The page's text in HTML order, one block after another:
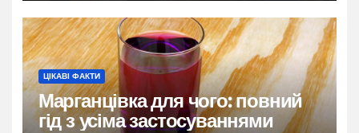
ЦІКАВІ ФАКТИ
Марганцівка для чого: повний
гід з усіма застосуваннями